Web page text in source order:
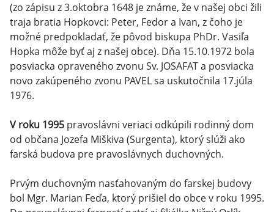
(zo zápisu z 3.oktobra 1648 je známe, že v našej obci žili
traja bratia Hopkovci: Peter, Fedor a Ivan, z čoho je
možné predpokladať, že pôvod biskupa PhDr. Vasiľa
Hopka môže byť aj z našej obce). Dňa 15.10.1972 bola
posviacka opraveného zvonu Sv. JOSAFAT a posviacka
novo zakúpeného zvonu PAVEL sa uskutočnila 17.júla
1976.
V roku 1995 pravoslávni veriaci odkúpili rodinný dom
od občana Jozefa Miškiva (Surgenta), ktorý slúži ako
farská budova pre pravoslávnych duchovných.
Prvým duchovným nasťahovaným do farskej budovy
bol Mgr. Marian Feďa, ktorý prišiel do obce v roku 1995.